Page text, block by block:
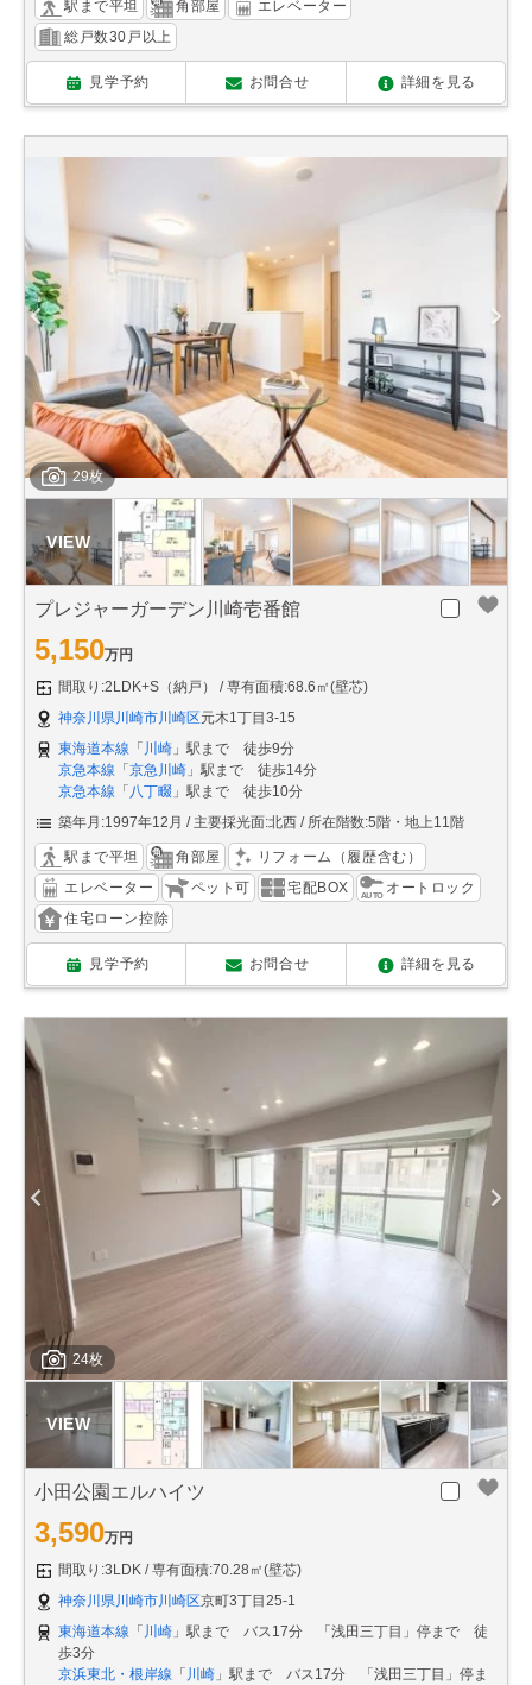
駅まで平坦 角部屋
エレベーター
総戸数30戸以上
見学予約 お問合せ 詳細を見る
29枚
プレジャーガーデン川崎壱番館
5,150万円
間取り:2LDK+S（納戸）
専有面積:68.6㎡(壁芯)
神奈川県川崎市川崎区元木1丁目3-15
東海道本線 「 川崎 」駅まで 徒歩9分
京急本線 「 京急川崎 」駅まで 徒歩14分
京急本線 「 八丁畷 」駅まで 徒歩10分
築年月:1997年12月
主要採光面:北西 所在階数:5階・地上11階
駅まで平坦 角部屋
リフォーム（履歴含む）
エレベーター
ペット可 宅配BOX
オートロック
住宅ローン控除
見学予約 お問合せ 詳細を見る
24枚
小田公園エルハイツ
3,590万円
間取り:3LDK
専有面積:70.28㎡(壁芯)
神奈川県川崎市川崎区京町3丁目25-1
東海道本線 「 川崎 」駅まで バス17分 「浅田三丁目」停まで 徒
歩3分
京浜東北・根岸線 「 川崎 」駅まで バス17分 「浅田三丁目」停ま